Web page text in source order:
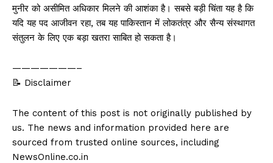
मुनीर को असीमित अधिकार मिलने की आशंका है। सबसे बड़ी चिंता यह है कि
यदि यह पद आजीवन रहा, तब यह पाकिस्तान में लोकतंत्र और सैन्य संस्थागत
संतुलन के लिए एक बड़ा खतरा साबित हो सकता है।
———————–
📝 Disclaimer
The content of this post is not originally published by
us. The news and information provided here are
sourced from trusted online sources, including
NewsOnline.co.in